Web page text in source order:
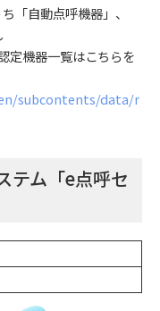
「自動点呼機器」、
定機器一覧はこちらを
subcontents/data/r
テム「e点呼セ